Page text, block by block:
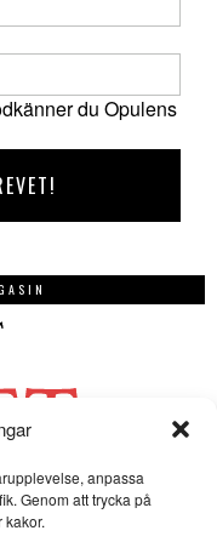
anpassa
Genom att trycka på
du Opulens